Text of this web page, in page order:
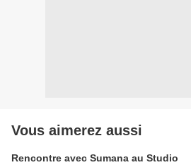
Vous aimerez aussi
Rencontre avec Sumana au Studio